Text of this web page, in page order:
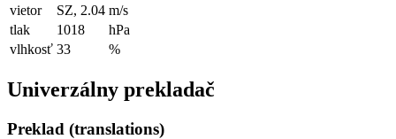
vietor
SZ, 2.04 m/s
tlak
1018
hPa
vlhkosť 33 %
Univerzálny prekladač
Preklad (translations)